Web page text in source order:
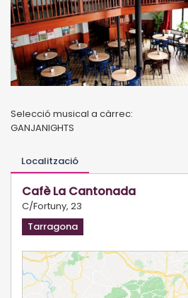
Selecció musical a càrrec:
GANJANIGHTS
Localització
Cafè La Cantonada
C/Fortuny, 23
Tarragona